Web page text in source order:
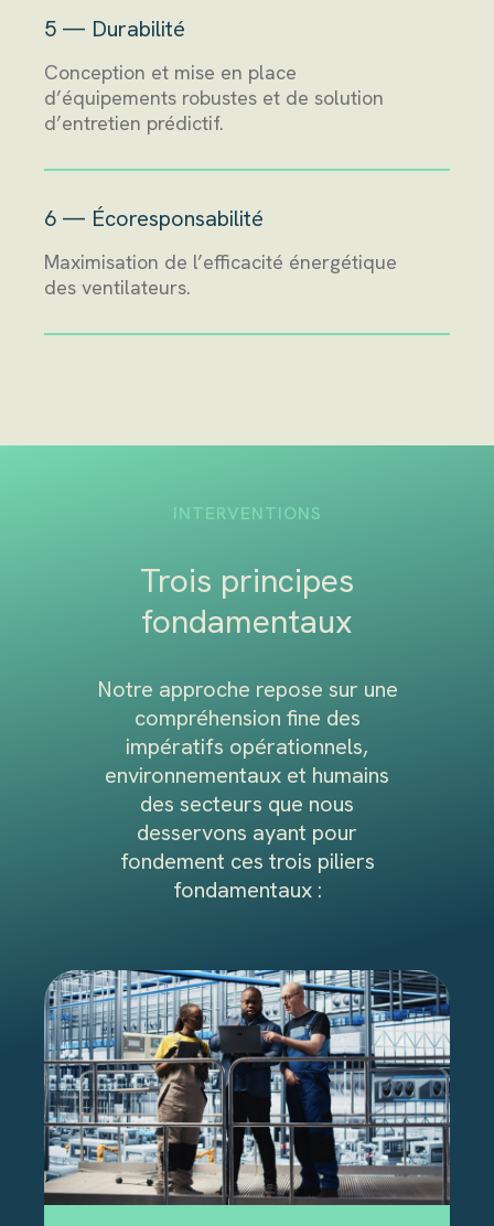
5 — Durabilité
Conception et mise en place
d’équipements robustes et de solution
d’entretien prédictif.
6 — Écoresponsabilité
Maximisation de l’efficacité énergétique
des ventilateurs.
INTERVENTIONS
Trois principes
fondamentaux
Notre approche repose sur une
compréhension fine des
impératifs opérationnels,
environnementaux et humains
des secteurs que nous
desservons ayant pour
fondement ces trois piliers
fondamentaux :